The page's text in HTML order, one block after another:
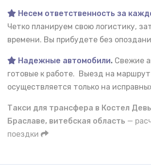
Несем ответственность за
Четко планируем свою логистику,
времени. Вы прибудете без
Надежные автомобили. Свежие
готовые к работе. Выезд на маршрут
осуществляется только на
Такси для трансфера в Костел
Браславе, витебская область —
поездки